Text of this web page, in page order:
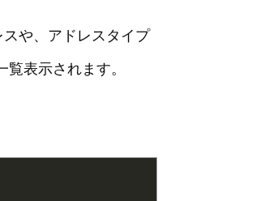
や、アドレスタイプ
表示されます。